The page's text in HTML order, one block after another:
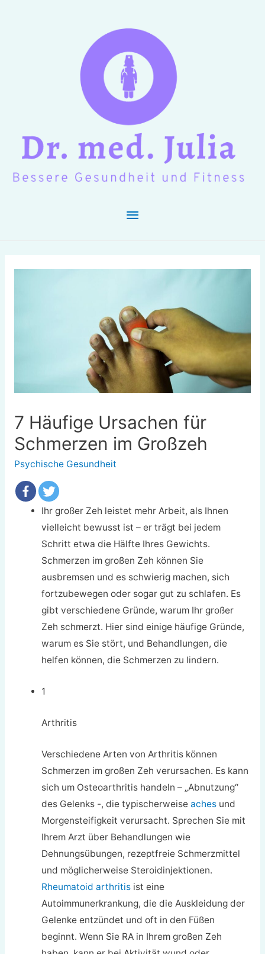
Hauptmenü
7 Häufige Ursachen für
Schmerzen im Großzeh
Psychische Gesundheit
Ihr großer Zeh leistet mehr Arbeit, als Ihnen
vielleicht bewusst ist – er trägt bei jedem
Schritt etwa die Hälfte Ihres Gewichts.
Schmerzen im großen Zeh können Sie
ausbremsen und es schwierig machen, sich
fortzubewegen oder sogar gut zu schlafen. Es
gibt verschiedene Gründe, warum Ihr großer
Zeh schmerzt. Hier sind einige häufige Gründe,
warum es Sie stört, und Behandlungen, die
helfen können, die Schmerzen zu lindern.
1
Arthritis
Verschiedene Arten von Arthritis können
Schmerzen im großen Zeh verursachen. Es kann
sich um Osteoarthritis handeln – „Abnutzung“
des Gelenks -, die typischerweiseaches und
Morgensteifigkeit verursacht. Sprechen Sie mit
Ihrem Arzt über Behandlungen wie
Dehnungsübungen, rezeptfreie Schmerzmittel
und möglicherweise Steroidinjektionen.
Rheumatoid arthritis ist eine
Autoimmunerkrankung, die die Auskleidung der
Gelenke entzündet und oft in den Füßen
beginnt. Wenn Sie RA in Ihrem großen Zeh